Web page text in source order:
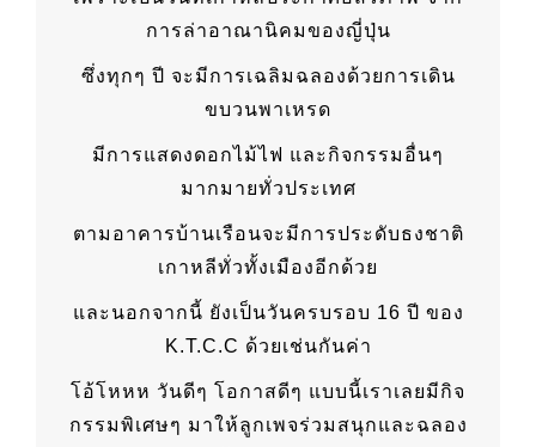
การล่าอาณานิคมของญี่ปุ่น
ซึ่งทุกๆ ปี จะมีการเฉลิมฉลองด้วยการเดิน
ขบวนพาเหรด
มีการแสดงดอกไม้ไฟ และกิจกรรมอื่นๆ
มากมายทั่วประเทศ
ตามอาคารบ้านเรือนจะมีการประดับธงชาติ
เกาหลีทั่วทั้งเมืองอีกด้วย
และนอกจากนี้ ยังเป็นวันครบรอบ 16 ปี ของ
K.T.C.C ด้วยเช่นกันค่า
โอ้โหหห วันดีๆ โอกาสดีๆ แบบนี้เราเลยมีกิจ
กรรมพิเศษๆ มาให้ลูกเพจร่วมสนุกและฉลอง